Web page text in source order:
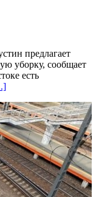
предлагает
уборку, сообщает
есть